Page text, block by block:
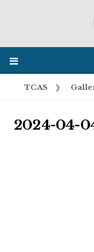
TCAS ❯
2024-04-